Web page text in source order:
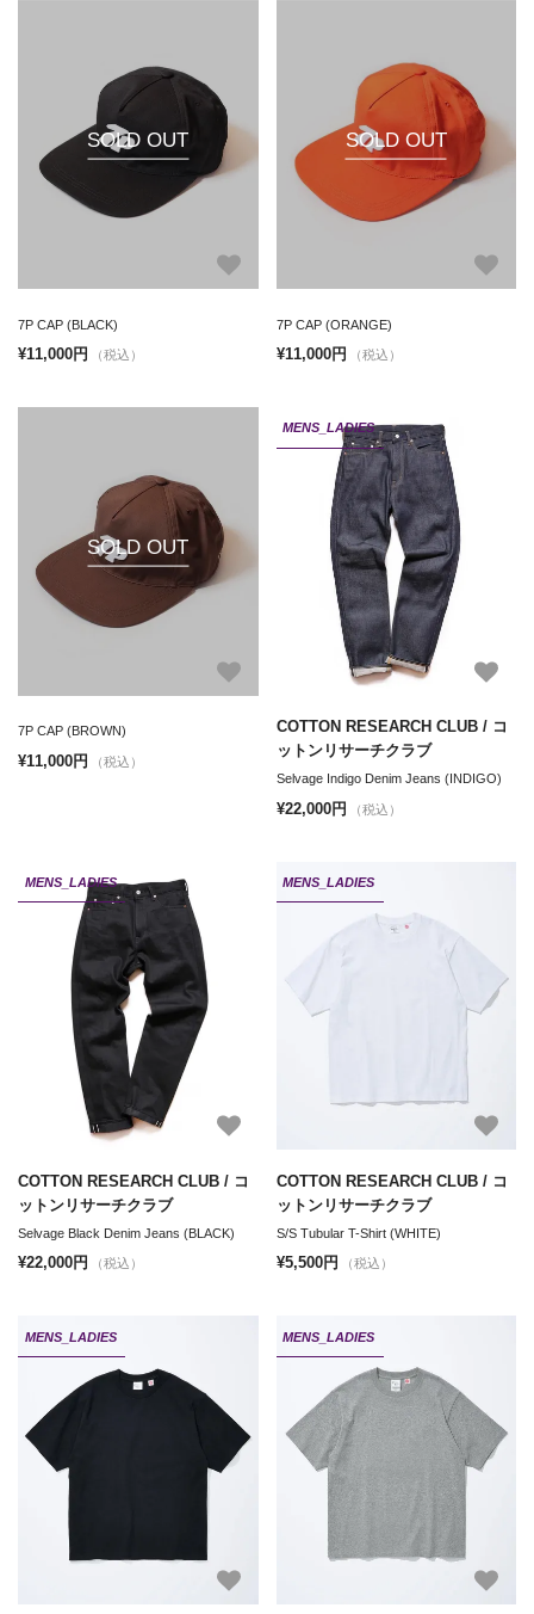
SOLD OUT
7P CAP (BLACK)
¥11,000円 （税込）
SOLD OUT
7P CAP (ORANGE)
¥11,000円 （税込）
SOLD OUT
7P CAP (BROWN)
¥11,000円 （税込）
MENS_LADIES
COTTON RESEARCH CLUB / コ
ットンリサーチクラブ
Selvage Indigo Denim Jeans (INDIGO)
¥22,000円 （税込）
MENS_LADIES
COTTON RESEARCH CLUB / コ
ットンリサーチクラブ
Selvage Black Denim Jeans (BLACK)
¥22,000円 （税込）
MENS_LADIES
COTTON RESEARCH CLUB / コ
ットンリサーチクラブ
S/S Tubular T-Shirt (WHITE)
¥5,500円 （税込）
MENS_LADIES MENS_LADIES